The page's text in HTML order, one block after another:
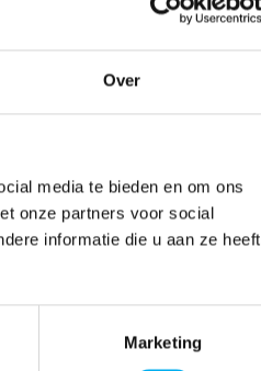
Over
media te bieden en om ons
onze partners voor social
informatie die u aan ze heeft
Marketing